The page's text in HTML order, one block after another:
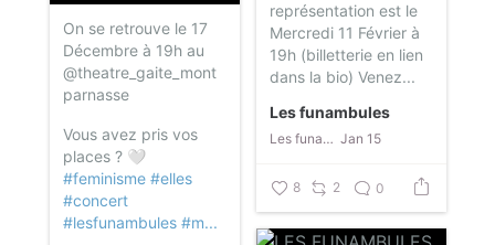
représentation est le
Mercredi 11 Février à
19h (billetterie en lien
dans la bio) Venez...
Les funambules
Les funambules Jan 15
8 2 0
On se retrouve le 17
Décembre à 19h au
@theatre_gaite_mont
parnasse
Vous avez pris vos
places ? 🤍
#feminisme #elles
#concert
#lesfunambules #m...